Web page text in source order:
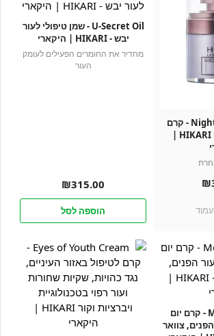
Night Expert Cream - קרם
לילה אינטנסיבי HIKARI |
₪
U-Secret Oil - שמן טיפולי לעור
יבש - HIKARI | היקארי
מחדיר את החומרים הפעילים לעומק
העור
₪315.00
הוספה לסל
Morning Secret - קרם יום
צוואר